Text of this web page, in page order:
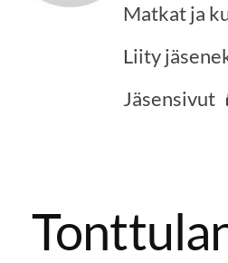
Matkat ja
Liity
Jäsensivut